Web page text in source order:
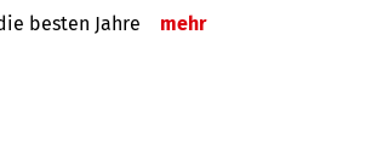
besten Jahre mehr